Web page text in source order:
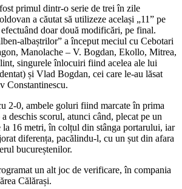
primul dintr-o serie de trei în zile
a căutat să utilizeze același „11” pe
doar două modificări, pe final.
albaștrilor” a început meciul cu Cebotari
Manolache – V. Bogdan, Ekollo, Mitrea,
singurele înlocuiri fiind acelea ale lui
și Vlad Bogdan, cei care le-au lăsat
Constantinescu.
2-0, ambele goluri fiind marcate în prima
deschis scorul, atunci când, plecat pe un
la 16 metri, în colțul din stânga portarului, iar
diferența, pacălindu-l, cu un șut din afara
bucureștenilor.
un alt joc de verificare, în compania
Călărași.